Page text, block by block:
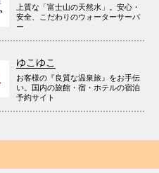
上質な「富士山の天然水」。安心・
安全、こだわりのウォーターサーバ
ー
ゆこゆこ
お客様の『良質な温泉旅』をお手伝
い。国内の旅館・宿・ホテルの宿泊
予約サイト